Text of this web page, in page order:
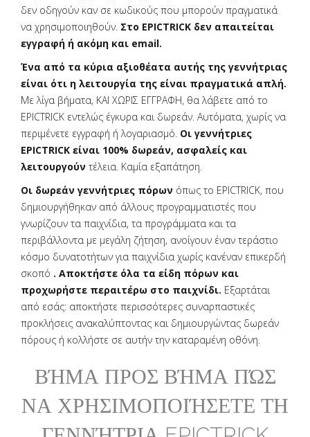
δεν οδηγούν καν σε κωδικούς που μπορούν πραγματικά
να χρησιμοποιηθούν. Στο EPICTRICK δεν απαιτείται
εγγραφή ή ακόμη και email.
Ένα από τα κύρια αξιοθέατα αυτής της γεννήτριας
είναι ότι η λειτουργία της είναι πραγματικά απλή.
Με λίγα βήματα, ΚΑΙ ΧΩΡΙΣ ΕΓΓΡΑΦΗ, θα λάβετε από το
EPICTRICK εντελώς έγκυρα και δωρεάν. Αυτόματα, χωρίς να
περιμένετε εγγραφή ή λογαριασμό. Οι γεννήτριες
EPICTRICK είναι 100% δωρεάν, ασφαλείς και
λειτουργούν τέλεια. Καμία εξαπάτηση.
Οι δωρεάν γεννήτριες πόρων όπως το EPICTRICK, που
δημιουργήθηκαν από άλλους προγραμματιστές που
γνωρίζουν τα παιχνίδια, τα προγράμματα και τα
περιβάλλοντα με μεγάλη ζήτηση, ανοίγουν έναν τεράστιο
κόσμο δυνατοτήτων για παιχνίδια χωρίς κανέναν επικερδή
σκοπό . Αποκτήστε όλα τα είδη πόρων και
προχωρήστε περαιτέρω στο παιχνίδι. Εξαρτάται
από εσάς: αποκτήστε περισσότερες συναρπαστικές
προκλήσεις ανακαλύπτοντας και δημιουργώντας δωρεάν
πόρους ή κολλήστε σε αυτήν την καταραμένη οθόνη.
ΒΉΜΑ ΠΡΟΣ ΒΉΜΑ ΠΏΣ
ΝΑ ΧΡΗΣΙΜΟΠΟΙΉΣΕΤΕ ΤΗ